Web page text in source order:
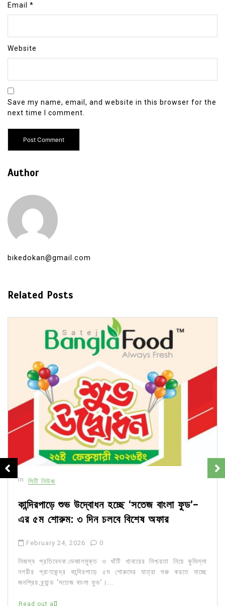
Email *
Website
Save my name, email, and website in this browser for the
next time I comment.
Author
bikedokan@gmail.com
Related Posts
In সিটি নিউজ
কান্দিরপাড়ে শুভ উদ্বোধন হচ্ছে ‘সতেজ বাংলা ফুড’-
এর ৫ম শোরুম: ৩ দিন চলবে বিশেষ অফার
February 24, 2026 0
নিজস্ব প্রতিবেদক:ভেজালমুক্ত ও খাঁটি খাবারের নিশ্চয়তা নিয়ে কুমিল্লা
নগরীর প্রাণকেন্দ্র কান্দিরপাড়ে ৫ম শোরুমের যাত্রা শুরু করতে যাচ্ছে
জনপ্রিয় ব্র্যান্ড ‘সতেজ বাংলা ফুড’।...
Read out all